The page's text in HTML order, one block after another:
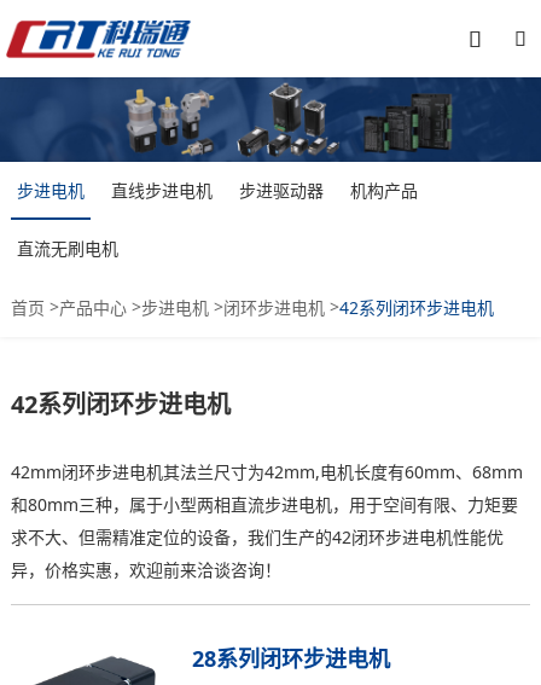


步进电机 直线步进电机 步进驱动器 机构产品
直流无刷电机
首页 >产品中心>步进电机>闭环步进电机>42系列闭环步进电机
42系列闭环步进电机
42mm闭环步进电机其法兰尺寸为42mm,电机长度有60mm、68mm
和80mm三种，属于小型两相直流步进电机，用于空间有限、力矩要
求不大、但需精准定位的设备，我们生产的42闭环步进电机性能优
异，价格实惠，欢迎前来洽谈咨询！
28系列闭环步进电机